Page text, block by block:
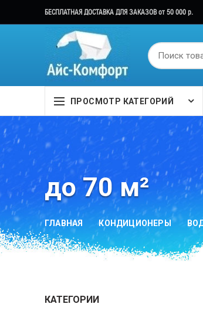
БЕСПЛАТНАЯ ДОСТАВКА ДЛЯ ЗАКАЗОВ от 50 000 р.
ПРОСМОТР КАТЕГОРИЙ
до 70 м²
ГЛАВНАЯ КОНДИЦИОНЕРЫ
КАТЕГОРИИ